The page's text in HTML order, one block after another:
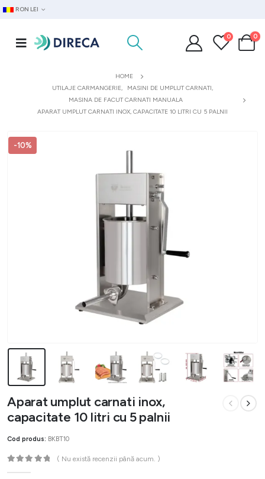
RON LEI
0 0
HOME
UTILAJE CARMANGERIE, MASINI DE UMPLUT CARNATI,
MASINA DE FACUT CARNATI MANUALA
APARAT UMPLUT CARNATI INOX, CAPACITATE 10 LITRI CU 5 PALNII
-10%
Aparat umplut carnati inox,
capacitate 10 litri cu 5 palnii
Cod produs: BKBT10
( Nu există recenzii până acum. )